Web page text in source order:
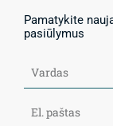
Pamatykite
pasiūlymus